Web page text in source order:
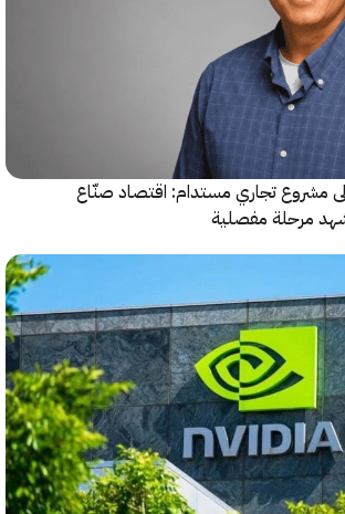
تجاري مستدام: اقتصاد صنّاع
مفصلية